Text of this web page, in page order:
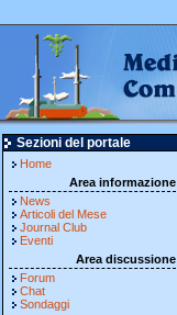
Sezioni del portale
Home
Area informazione
News
Articoli del Mese
Journal Club
Eventi
Area discussione
Forum
Chat
Sondaggi